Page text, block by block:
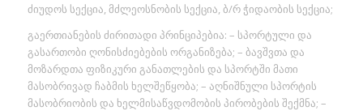
ძიუდოს სექცია, მძლეოსნობის სექცია, ბ/რ ჭიდაობის სექცია;
გაერთიანების ძირითადი პრინციპებია: – სპორტული და
გასართობი ღონისძიებების ორგანიზება; – ბავშვთა და
მოზარდთა ფიზიკური განათლების და სპორტში მათი
მასობრივად ჩაბმის ხელშეწყობა; – აღნიშნული სპორტის
მასობრიობის და ხელმისაწვდომობის პირობების შექმნა; –